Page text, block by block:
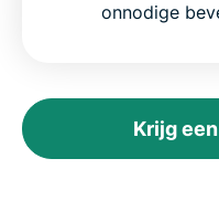
onnodige
Krijg